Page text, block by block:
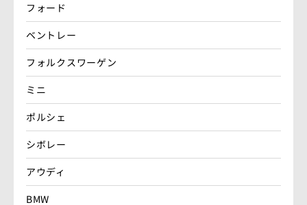
フォード
ベントレー
フォルクスワーゲン
ミニ
ポルシェ
シボレー
アウディ
BMW